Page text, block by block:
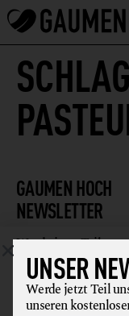
GAUMEN HOCH
NEWSLETTER
Werde jetzt Teil
unseren
UNSER
Werde jetzt Teil
unseren